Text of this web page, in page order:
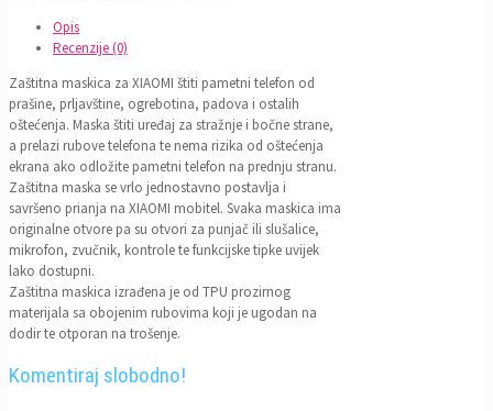
Xiaomi
Breskva
Opis
Recenzije (0)
Zaštitna maskica za XIAOMI štiti pametni telefon od
prašine, prljavštine, ogrebotina, padova i ostalih
oštećenja. Maska štiti uređaj za stražnje i bočne strane,
a prelazi rubove telefona te nema rizika od oštećenja
ekrana ako odložite pametni telefon na prednju stranu.
Zaštitna maska se vrlo jednostavno postavlja i
savršeno prianja na XIAOMI mobitel. Svaka maskica ima
originalne otvore pa su otvori za punjač ili slušalice,
mikrofon, zvučnik, kontrole te funkcijske tipke uvijek
lako dostupni.
Zaštitna maskica izrađena je od TPU prozirnog
materijala sa obojenim rubovima koji je ugodan na
dodir te otporan na trošenje.
Komentiraj slobodno!